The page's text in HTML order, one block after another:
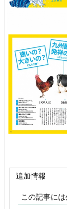
追加情報
この記事に